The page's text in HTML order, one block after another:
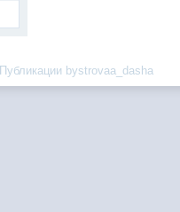
Публикации bystrovaa_dasha